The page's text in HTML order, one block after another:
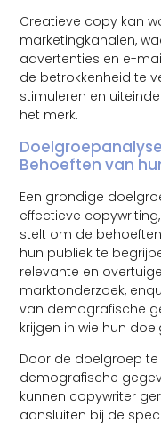
Creatieve copy kan
marketingkanalen,
advertenties en e-
de betrokkenheid te
stimuleren en
het merk.
Behoeften van
Een grondige
effectieve
stelt om de
hun publiek te
relevante en
marktonderzoek,
van demografische
krijgen in wie hun
Door de doelgroep
demografische
kunnen copywriter
aansluiten bij de